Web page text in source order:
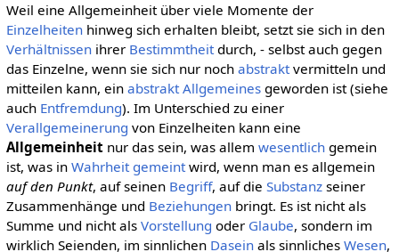
Weil eine Allgemeinheit über viele Momente der
Einzelheitenhinweg sich erhalten bleibt, setzt sie sich in den
Verhältnissenihrer Bestimmtheitdurch, - selbst auch gegen
das Einzelne, wenn sie sich nur noch abstraktvermitteln und
mitteilen kann, ein abstrakt Allgemeinesgeworden ist (siehe
auch Entfremdung). Im Unterschied zu einer
Verallgemeinerung von Einzelheiten kann eine
Allgemeinheitnur das sein, was allem wesentlichgemein
ist, was in Wahrheit gemeintwird, wenn man es allgemein
auf den Punkt, auf seinen Begriff, auf die Substanzseiner
Zusammenhänge und Beziehungenbringt. Es ist nicht als
Summe und nicht als Vorstellung oder Glaube, sondern im
wirklich Seienden, im sinnlichen Daseinals sinnliches Wesen,